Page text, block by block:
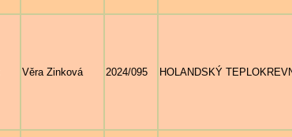
Věra Zinková 2024/095 HOLANDSKÝ